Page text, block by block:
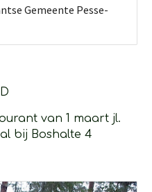
Gemeente Pesse-
van 1 maart jl.
bij Boshalte 4